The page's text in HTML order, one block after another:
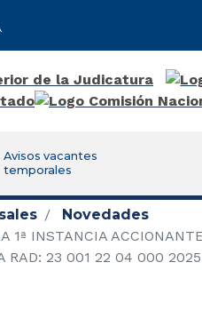
Avisos vacantes
temporales
Novedades
1ª INSTANCIA
RAD: 23 001 22 04 000